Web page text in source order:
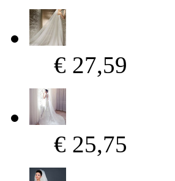
€ 27,59
€ 25,75